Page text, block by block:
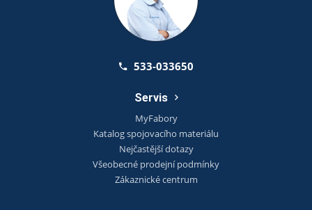
533-033650
Servis
MyFabory
Katalog spojovacího materiálu
Nejčastější dotazy
Všeobecné prodejní podmínky
Zákaznické centrum